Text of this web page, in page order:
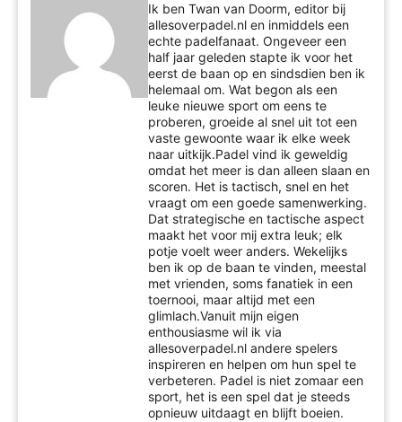
Ik ben Twan van Doorm, editor bij
allesoverpadel.nl en inmiddels een
echte padelfanaat. Ongeveer een
half jaar geleden stapte ik voor het
eerst de baan op en sindsdien ben ik
helemaal om. Wat begon als een
leuke nieuwe sport om eens te
proberen, groeide al snel uit tot een
vaste gewoonte waar ik elke week
naar uitkijk.Padel vind ik geweldig
omdat het meer is dan alleen slaan en
scoren. Het is tactisch, snel en het
vraagt om een goede samenwerking.
Dat strategische en tactische aspect
maakt het voor mij extra leuk; elk
potje voelt weer anders. Wekelijks
ben ik op de baan te vinden, meestal
met vrienden, soms fanatiek in een
toernooi, maar altijd met een
glimlach.Vanuit mijn eigen
enthousiasme wil ik via
allesoverpadel.nl andere spelers
inspireren en helpen om hun spel te
verbeteren. Padel is niet zomaar een
sport, het is een spel dat je steeds
opnieuw uitdaagt en blijft boeien.